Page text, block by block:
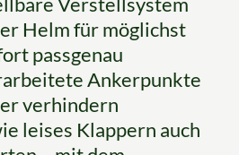
Helm für möglichst
passgenau
Ankerpunkte
verhindern
leises Klappern auch